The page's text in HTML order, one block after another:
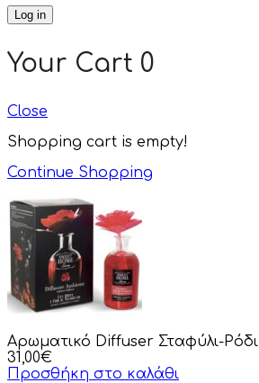
Log in
Your Cart 0
Close
Shopping cart is empty!
Continue Shopping
Αρωματικό Diffuser Σταφύλι-Ρόδι
31,00€
Προσθήκη στο καλάθι